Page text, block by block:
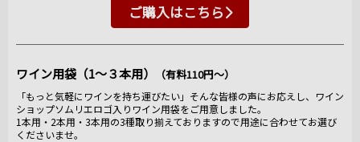
ご購入はこちら
ワイン用袋（1～３本用） （有料110円～）
「もっと気軽にワインを持ち運びたい」そんな皆様の声にお応えし、ワイン
ショップソムリエロゴ入りワイン用袋をご用意しました。
1本用・2本用・3本用の3種取り揃えておりますので用途に合わせてお選び
くださいませ。